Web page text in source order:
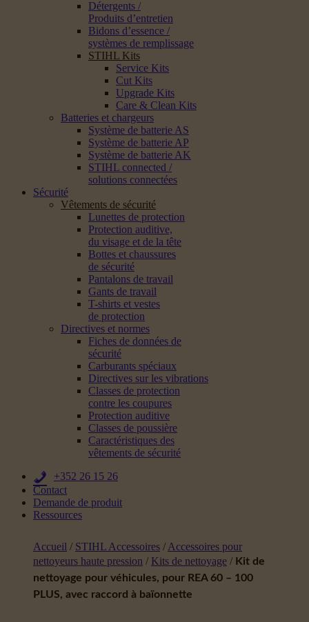
Détergents /
Produits d’entretien
Bidons d’essence /
systèmes de remplissage
STIHL Kits
Service Kits
Cut Kits
Upgrade Kits
Care & Clean Kits
Batteries et chargeurs
Système de batterie AS
Système de batterie AP
Système de batterie AK
STIHL connected /
solutions connectées
Sécurité
Vêtements de sécurité
Lunettes de protection
Protection auditive,
du visage et de la tête
Bottes et chaussures
de sécurité
Pantalons de travail
Gants de travail
T-shirts et vestes
de protection
Directives et normes
Fiches de données de
sécurité
Carburants spéciaux
Directives sur les vibrations
Classes de protection
contre les coupures
Protection auditive
Classes de poussière
Caractéristiques des
vêtements de sécurité
+352 26 15 26
Contact
Demande de produit
Ressources
Accueil / STIHL Accessoires / Accessoires pour
nettoyeurs haute pression / Kits de nettoyage / Kit de
nettoyage pour véhicules, pour REA 60 – 100
PLUS, avec raccord à baïonnette